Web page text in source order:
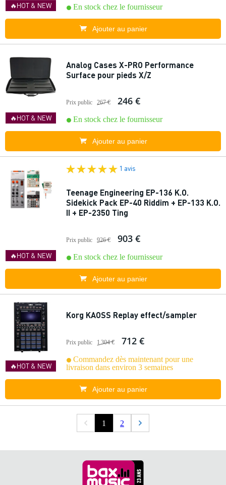
🔥HOT & NEW En stock chez le fournisseur
Ajouter au panier
🔥HOT & NEW
Analog Cases X-PRO Performance
Surface pour pieds X/Z
Prix public 267 € 246 €
En stock chez le fournisseur
Ajouter au panier
🔥HOT & NEW
1 avis
Teenage Engineering EP-136 K.O.
Sidekick Pack EP-40 Riddim + EP-133 K.O.
II + EP-2350 Ting
Prix public 926 € 903 €
En stock chez le fournisseur
Ajouter au panier
🔥HOT & NEW
Korg KAOSS Replay effect/sampler
Prix public 1 304 € 712 €
Commandez dès maintenant pour une
livraison dans environ 3 semaines
Ajouter au panier
1 2